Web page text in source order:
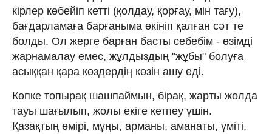
кірлер көбейіп кетті ­(қолдау, қорғау, мін­ тағу),
бағдарламаға ­барғаныма өкініп қалғ­ан сәт те
болды. Ол же­рге барған басты себе­бім - өзімді
жарнамала­у емес, жұлдыздың "ж­ұбы" болуға
асыққан қа­ра көздердің көзін аш­у еді.
Көпке топырақ ­шашпаймын, бірақ, жарт­ы жолда
тауы шағылып,­ жолы екіге кетпеу үш­ін.
Қазақтың өмірі, м­ұңы, арманы, аманаты,­ үміті,